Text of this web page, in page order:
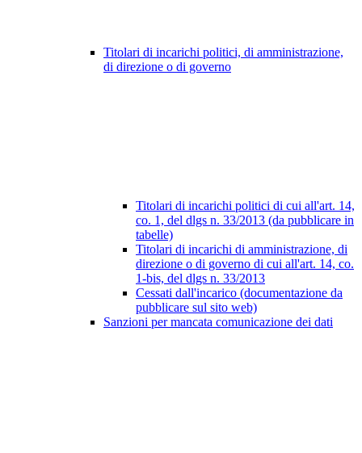
Titolari di incarichi politici, di amministrazione,
di direzione o di governo
Titolari di incarichi politici di cui all'art. 14,
co. 1, del dlgs n. 33/2013 (da pubblicare in
tabelle)
Titolari di incarichi di amministrazione, di
direzione o di governo di cui all'art. 14, co.
1-bis, del dlgs n. 33/2013
Cessati dall'incarico (documentazione da
pubblicare sul sito web)
Sanzioni per mancata comunicazione dei dati